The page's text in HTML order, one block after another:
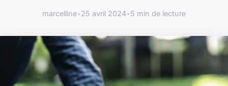
marcelline•25 avril 2024•5 min de lecture